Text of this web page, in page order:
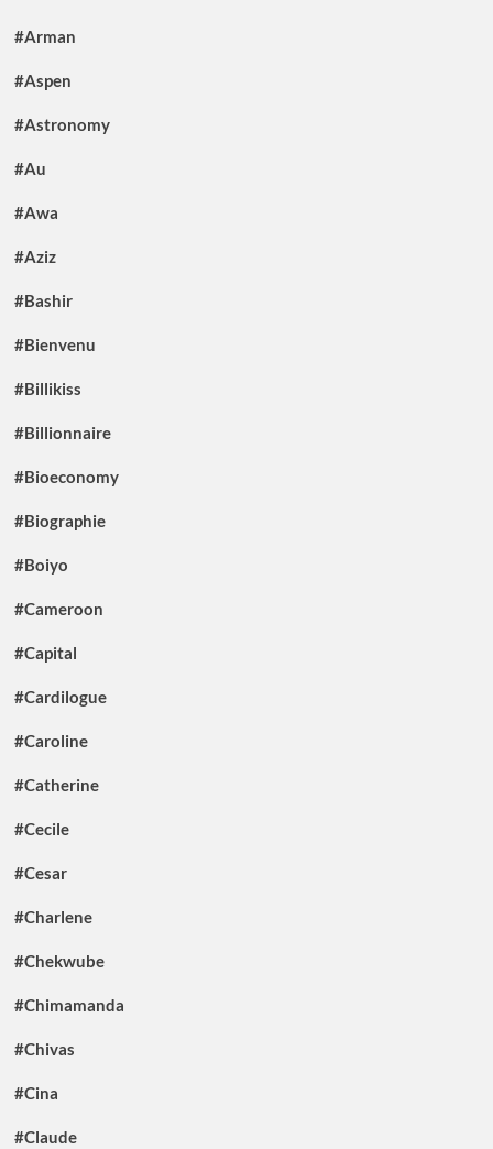
#Arman
#Aspen
#Astronomy
#Au
#Awa
#Aziz
#Bashir
#Bienvenu
#Billikiss
#Billionnaire
#Bioeconomy
#Biographie
#Boiyo
#Cameroon
#Capital
#Cardilogue
#Caroline
#Catherine
#Cecile
#Cesar
#Charlene
#Chekwube
#Chimamanda
#Chivas
#Cina
#Claude